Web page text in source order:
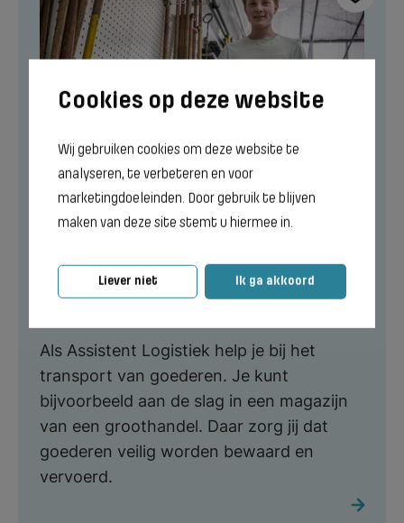
Wij gebruiken cookies om deze website te
analyseren, te verbeteren en voor
marketingdoeleinden. Door gebruik te blijven
maken van deze site stemt u hiermee in.
Liever niet Ik ga akkoord
Assistent Logistiek
Als Assistent Logistiek help je bij het
transport van goederen. Je kunt
bijvoorbeeld aan de slag in een magazijn
van een groothandel. Daar zorg jij dat
goederen veilig worden bewaard en
vervoerd.